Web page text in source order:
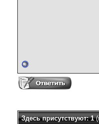
Здесь присутствуют: 1